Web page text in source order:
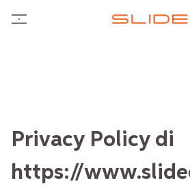
Privacy Policy di
https://